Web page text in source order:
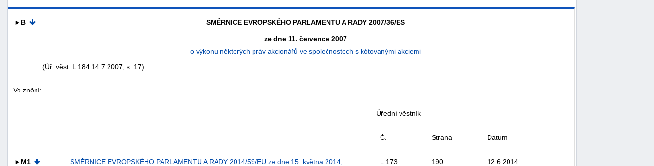
►B SMĚRNICE EVROPSKÉHO PARLAMENTU A RADY 2007/36/ES
ze dne 11. července 2007
o výkonu některých práv akcionářů ve společnostech s kótovanými akciemi
(Úř. věst. L 184 14.7.2007, s. 17)
Ve znění:
Úřední věstník
Č. Strana Datum
►M1 SMĚRNICE EVROPSKÉHO PARLAMENTU A RADY 2014/59/EU ze dne 15. května 2014, L 173 190 12.6.2014